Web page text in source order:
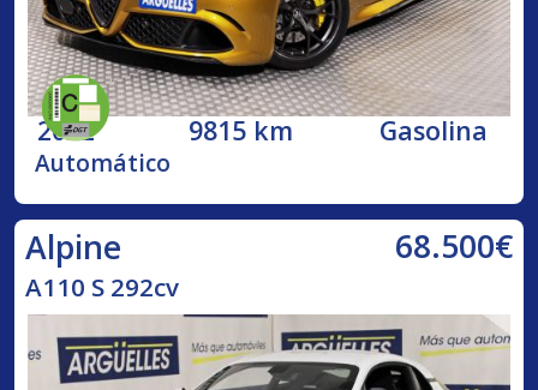
2022 9815 km Gasolina
Automático
Alpine 68.500€
A110 S 292cv